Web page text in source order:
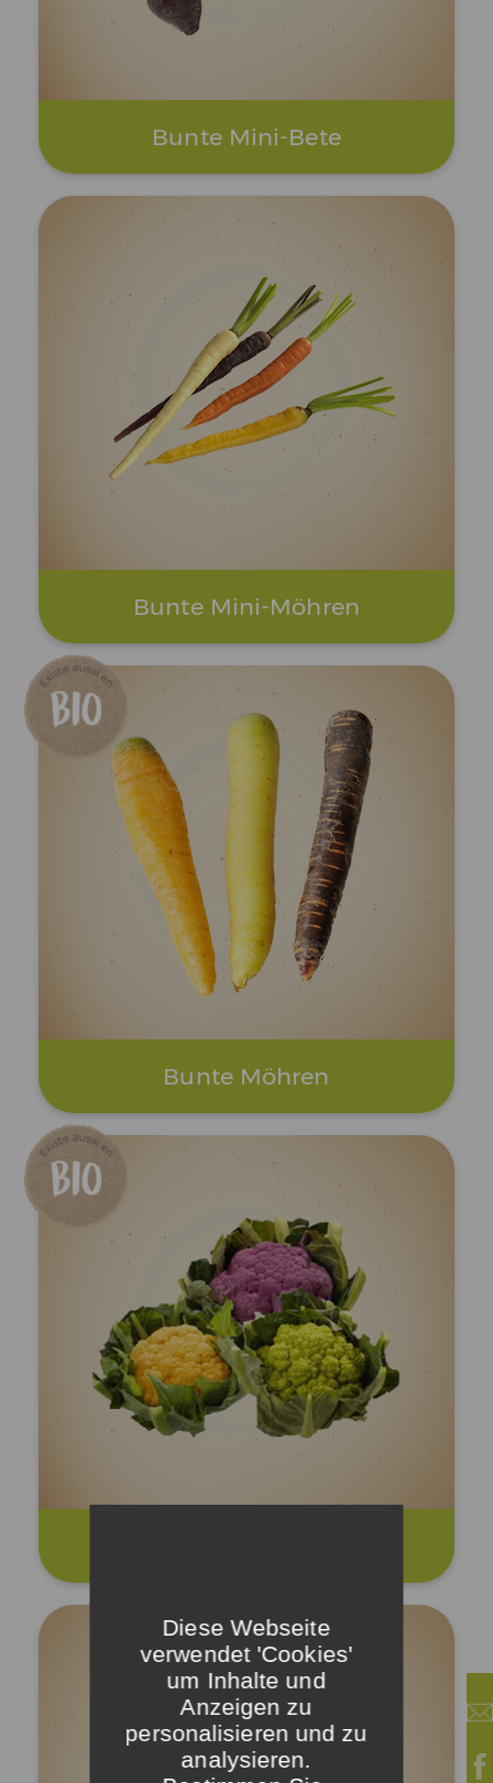
Bunte Mini-Bete
Bunte Mini-Möhren
Bunte Möhren
Diese Webseite
verwendet 'Cookies'
um Inhalte und
Anzeigen zu
personalisieren und zu
analysieren.